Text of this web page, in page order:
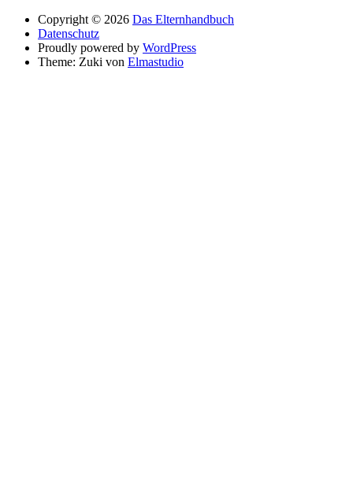
Copyright © 2026 Das Elternhandbuch
Datenschutz
Proudly powered by WordPress
Theme: Zuki von Elmastudio